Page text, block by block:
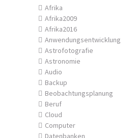
Afrika
Afrika2009
Afrika2016
Anwendungsentwicklung
Astrofotografie
Astronomie
Audio
Backup
Beobachtungsplanung
Beruf
Cloud
Computer
Datenbanken